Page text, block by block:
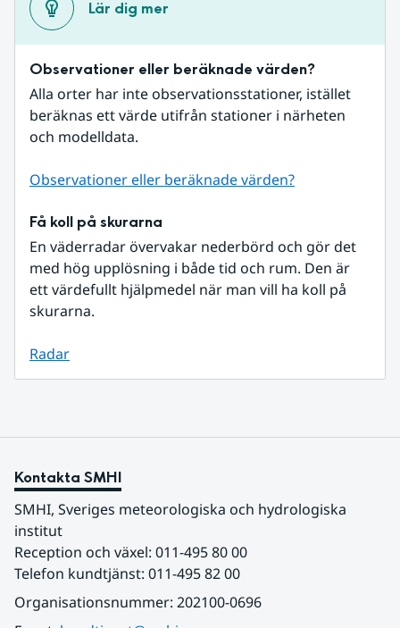
Lär dig mer
Observationer eller beräknade värden?
Alla orter har inte observationsstationer, istället
beräknas ett värde utifrån stationer i närheten
och modelldata.
Observationer eller beräknade värden?
Få koll på skurarna
En väderradar övervakar nederbörd och gör det
med hög upplösning i både tid och rum. Den är
ett värdefullt hjälpmedel när man vill ha koll på
skurarna.
Radar
Kontakta SMHI
SMHI, Sveriges meteorologiska och hydrologiska
institut
Reception och växel: 011-495 80 00
Telefon kundtjänst: 011-495 82 00
Organisationsnummer: 202100-0696